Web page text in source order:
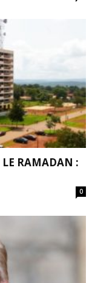
RAMADAN :
0